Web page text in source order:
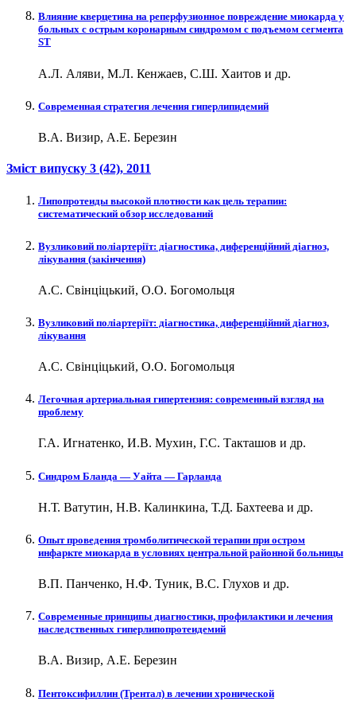
Влияние кверцетина на реперфузионное повреждение миокарда у
больных с острым коронарным синдромом с подъемом сегмента
ST
А.Л. Аляви, М.Л. Кенжаев, С.Ш. Хаитов и др.
Современная стратегия лечения гиперлипидемий
В.А. Визир, А.Е. Березин
Зміст випуску 3 (42), 2011
Липопротеиды высокой плотности как цель терапии:
систематический обзор исследований
Вузликовий поліартеріїт: діагностика, диференційний діагноз,
лікування (закінчення)
А.С. Свінціцький, О.О. Богомольця
Вузликовий поліартеріїт: діагностика, диференційний діагноз,
лікування
А.С. Свінціцький, О.О. Богомольця
Легочная артериальная гипертензия: современный взгляд на
проблему
Г.А. Игнатенко, И.В. Мухин, Г.С. Такташов и др.
Синдром Бланда — Уайта — Гарланда
Н.Т. Ватутин, Н.В. Калинкина, Т.Д. Бахтеева и др.
Опыт проведения тромболитической терапии при остром
инфаркте миокарда в условиях центральной районной больницы
В.П. Панченко, Н.Ф. Туник, В.С. Глухов и др.
Современные принципы диагностики, профилактики и лечения
наследственных гиперлипопротеидемий
В.А. Визир, А.Е. Березин
Пентоксифиллин (Трентал) в лечении хронической